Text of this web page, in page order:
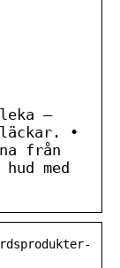
–
•
från
med